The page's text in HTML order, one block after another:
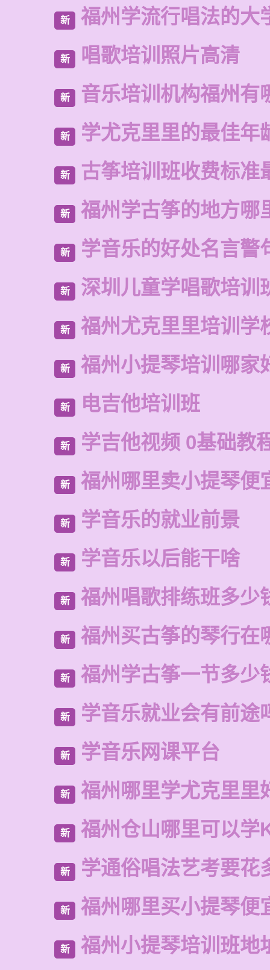
新 福州学流行唱法的大
新 唱歌培训照片高清
新 音乐培训机构福州有
新 学尤克里里的最佳年
新 古筝培训班收费标准
新 福州学古筝的地方哪
新 学音乐的好处名言警
新 深圳儿童学唱歌培训
新 福州尤克里里培训学
新 福州小提琴培训哪家
新 电吉他培训班
新 学吉他视频 0基础教
新 福州哪里卖小提琴便
新 学音乐的就业前景
新 学音乐以后能干啥
新 福州唱歌排练班多少
新 福州买古筝的琴行在
新 福州学古筝一节多少
新 学音乐就业会有前途
新 学音乐网课平台
新 福州哪里学尤克里里
新 福州仓山哪里可以学
新 学通俗唱法艺考要花
新 福州哪里买小提琴便
新 福州小提琴培训班地